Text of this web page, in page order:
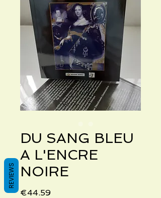
DU SANG BLEU
A L'ENCRE
NOIRE
€44.59Price
REVIEWS